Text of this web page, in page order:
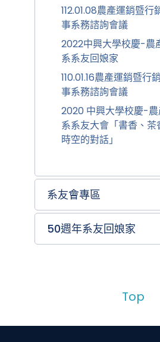
112.01.08農產運銷暨
事系務諮詢會議
2022中興大學校慶-農
系系友回娘家
110.01.16農產運銷暨行
事系務諮詢會議
2020 中興大學校慶-
系系友大會「書香、
時空的對話」
系友會專區
50週年系友回娘家
Top